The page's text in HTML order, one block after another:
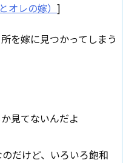
オレの嫁） ]
を嫁に見つかってしまう
見てないんだよ
だけど、いろいろ飽和